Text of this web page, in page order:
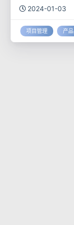
们稍后再讨论。
2024-01-03
项目管理 产品